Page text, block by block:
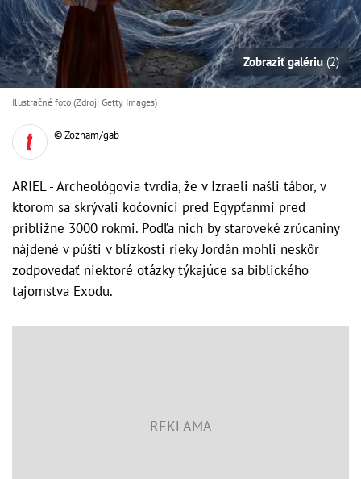
Zobraziť galériu(2)
Ilustračné foto (Zdroj: Getty Images)
© Zoznam/gab
ARIEL - Archeológovia tvrdia, že v Izraeli našli tábor, v
ktorom sa skrývali kočovníci pred Egypťanmi pred
približne 3000 rokmi. Podľa nich by staroveké zrúcaniny
nájdené v púšti v blízkosti rieky Jordán mohli neskôr
zodpovedať niektoré otázky týkajúce sa biblického
tajomstva Exodu.